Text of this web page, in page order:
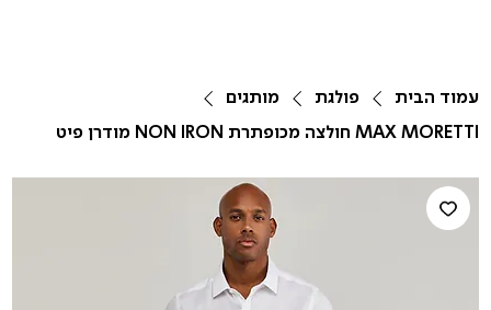
עמוד הבית פולגת
מותגים
MAX MORETTI חולצה מכופתרת NON IRON מודרן פיט